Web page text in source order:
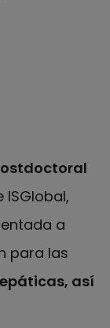
ISGlobal,
a
para las
así